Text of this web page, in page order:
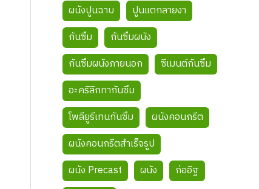
ผนังปูนฉาบ
ปูนแตกลายงา
กันซึม
กันซึมผนัง
กันซึมผนังภายนอก
ซีเมนต์กันซึม
อะคริลิกทากันซึม
โพลียูรีเทนกันซึม
ผนังคอนกรีต
ผนังคอนกรีตสำเร็จรูป
ผนัง Precast
ผนัง
ก่ออิฐ